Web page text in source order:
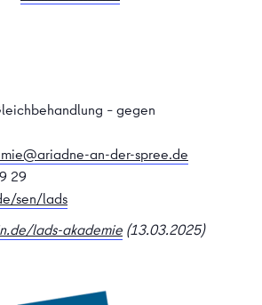
– gegen
an-der-spree.de
29
sen/lads
lads-akademie (13.03.2025)